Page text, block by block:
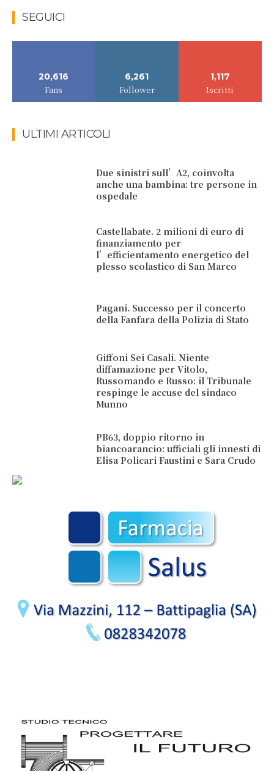
SEGUICI
20,616
Fans
6,261
Follower
1,117
Iscritti
ULTIMI ARTICOLI
Due sinistri sull’A2, coinvolta
anche una bambina: tre persone in
ospedale
Castellabate. 2 milioni di euro di
finanziamento per
l’efficientamento energetico del
plesso scolastico di San Marco
Pagani. Successo per il concerto
della Fanfara della Polizia di Stato
Giffoni Sei Casali. Niente
diffamazione per Vitolo,
Russomando e Russo: il Tribunale
respinge le accuse del sindaco
Munno
PB63, doppio ritorno in
biancoarancio: ufficiali gli innesti di
Elisa Policari Faustini e Sara Crudo